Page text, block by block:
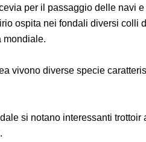
per il passaggio delle navi
ospita nei fondali diversi colli
mondiale.
vivono diverse specie
si notano interessanti